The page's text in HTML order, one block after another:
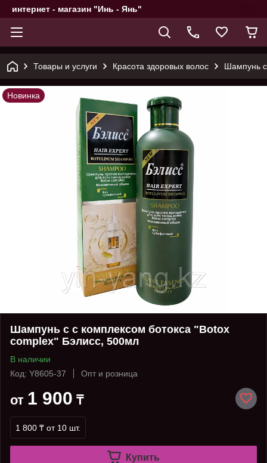
интернет - магазин "Инь - Янь"
Товары и услуги Красота здоровых волос Шампунь
Новинка
Шампунь с с комплексом ботокса "Botox
complex" Бэлисс, 500мл
В наличии
Код: Y8605-37
Опт и розница
от 1 900 ₸
1 800 ₸ от 10 шт.
Купить